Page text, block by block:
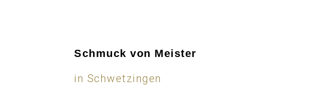
Schmuck von Meister
in Schwetzingen